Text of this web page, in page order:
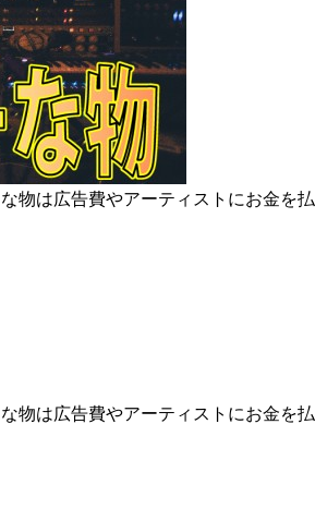
は広告費やアーティストにお金を
は広告費やアーティストにお金を